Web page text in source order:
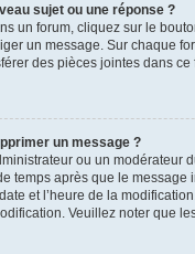
sujet ou une réponse ?
un forum, cliquez sur le
un message. Sur chaque
des pièces jointes dans ce
un message ?
ou un modérateur
temps après que le
et l’heure de la
Veuillez noter que